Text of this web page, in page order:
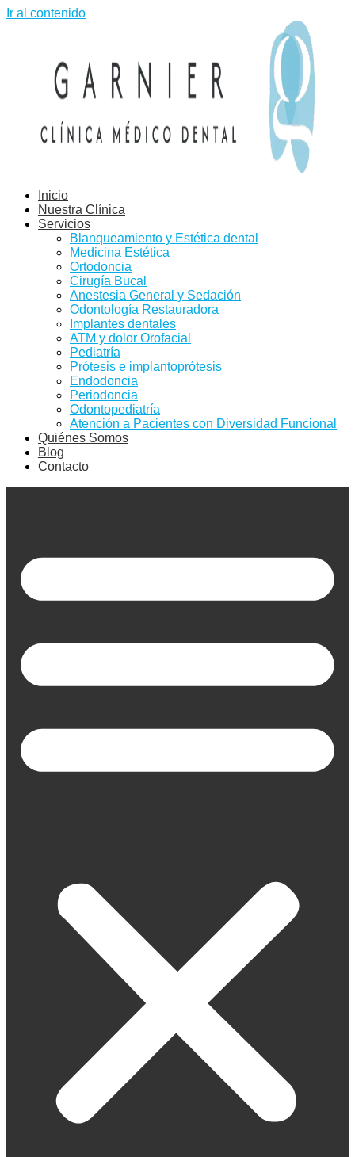
Ir al contenido
Inicio
Nuestra Clínica
Servicios
Blanqueamiento y Estética dental
Medicina Estética
Ortodoncia
Cirugía Bucal
Anestesia General y Sedación
Odontología Restauradora
Implantes dentales
ATM y dolor Orofacial
Pediatría
Prótesis e implantoprótesis
Endodoncia
Periodoncia
Odontopediatría
Atención a Pacientes con Diversidad Funcional
Quiénes Somos
Blog
Contacto